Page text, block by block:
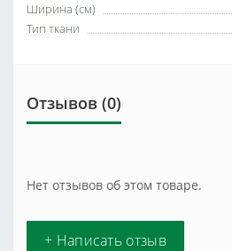
Ширина (см)
Тип ткани
Отзывов (0)
Нет отзывов об этом товаре.
+ Написать отзыв